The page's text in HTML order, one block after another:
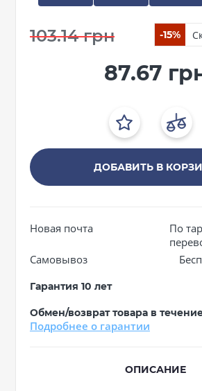
103.14 грн -15%
87.67
ДОБАВИТЬ В
Новая почта
По
Самовывоз
Гарантия 10 лет
Обмен/возврат товара в
Подробнее о гарантии
ОПИСАНИЕ